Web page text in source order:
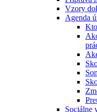
Vzory
Agenda
Sociálne